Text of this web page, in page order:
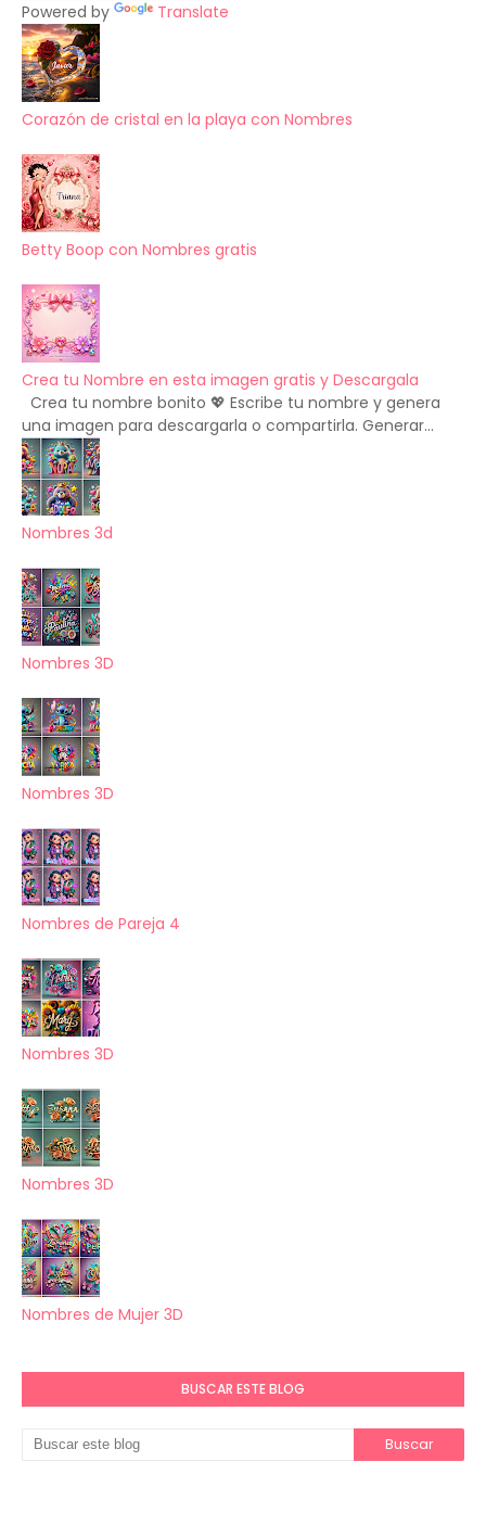
Powered by Translate
Corazón de cristal en la playa con Nombres
Betty Boop con Nombres gratis
Crea tu Nombre en esta imagen gratis y Descargala
Crea tu nombre bonito 💖 Escribe tu nombre y genera
una imagen para descargarla o compartirla. Generar...
Nombres 3d
Nombres 3D
Nombres 3D
Nombres de Pareja 4
Nombres 3D
Nombres 3D
Nombres de Mujer 3D
BUSCAR ESTE BLOG